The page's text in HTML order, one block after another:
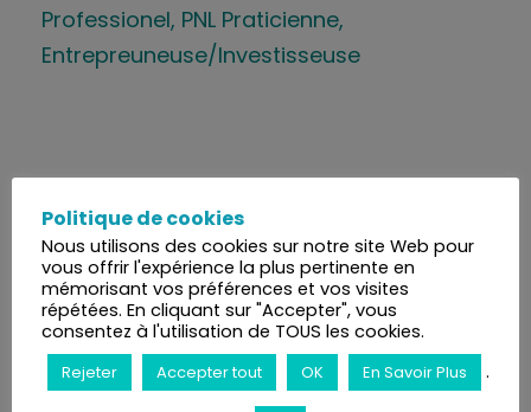
Professionel, PNL Praticienne,
Entrepreuneuse/Investisseuse
Politique de cookies
Nous utilisons des cookies sur notre site Web pour
vous offrir l'expérience la plus pertinente en
mémorisant vos préférences et vos visites
répétées. En cliquant sur "Accepter", vous
consentez à l'utilisation de TOUS les cookies.
Rejeter Accepter tout OK En Savoir Plus .